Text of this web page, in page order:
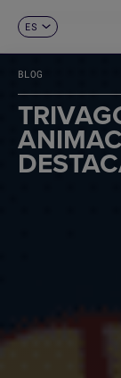
ES
FR
DE
IT
PT
BLOG